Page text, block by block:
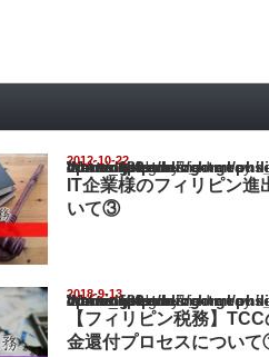
2012-10-22
Warning
: Undefined array key "show_category" in
/home/netst/kuno-cpa.co.jp/public_html/philippines_blog/wp-
on line183
IT企業様のフィリピン進
いて③
2018-9-13
Warning
: Undefined array key "show_category" in
/home/netst/kuno-cpa.co.jp/public_html/philippines_blog/wp-
on line183
【フィリピン税務】
金還付プロセスについ